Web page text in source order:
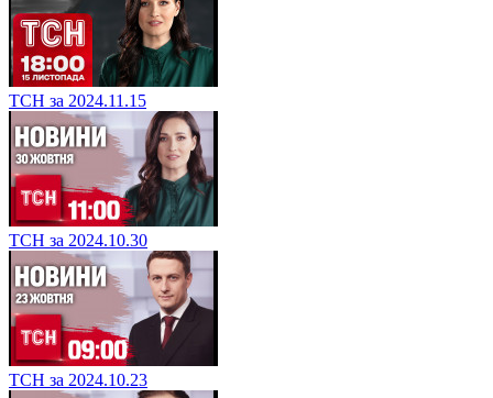
ТСН за 2024.11.15
ТСН за 2024.10.30
ТСН за 2024.10.23